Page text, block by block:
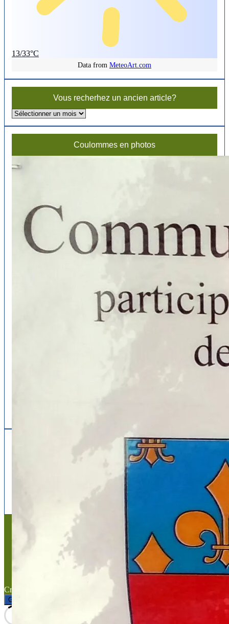
13/33°C
Data from MeteoArt.com
Vous recherhez un ancien article?
Vous
Coulommes en photos
Follow us
Mentions légales
Mentions légales
Titre du texte
Texte d'essai
Created with the WP Theme Airin Blog
Gérer le consentement